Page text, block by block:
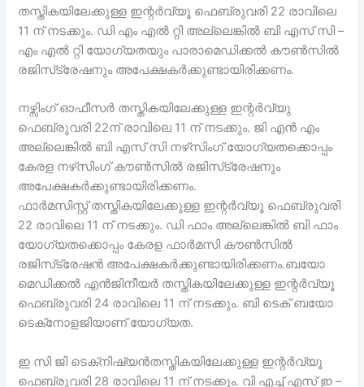
തസ്തികയിലേക്കുള്ള ഇന്റർവ്യൂ ഫെബ്രുവരി 22 രാവിലെ
11 ന് നടക്കും. ഡി എം എൽ റ്റി അല്ലെങ്കിൽ ബി എസ് സി –
എം എൽ റ്റി യോഗ്യതയും പാരാമെഡിക്കൽ കൗൺസിൽ
രജിസ്‌ട്രേഷനും അപേക്ഷകർക്കുണ്ടായിരിക്കണം.
നഴ്സിംഗ് ഓഫീസർ തസ്തികയിലേക്കുള്ള ഇന്റർവ്യു
ഫെബ്രുവരി 22ന് രാവിലെ 11 ന് നടക്കും. ജി എൻ എം
അല്ലെങ്കിൽ ബി എസ് സി നഴ്‌സിംഗ് യോഗ്യതക്കൊപ്പം
കേരള നഴ്‌സിംഗ് കൗൺസിൽ രജിസ്‌ട്രേഷനും
അപേക്ഷകർക്കുണ്ടായിരിക്കണം.
ഫാർമസിസ്റ്റ് തസ്തികയിലേക്കുള്ള ഇന്റർവ്യൂ ഫെബ്രുവരി
22 രാവിലെ 11 ന് നടക്കും. ഡി ഫാം അല്ലെങ്കിൽ ബി ഫാം
യോഗ്യതക്കൊപ്പം കേരള ഫാർമസി കൗൺസിൽ
രജിസ്‌ട്രേഷൻ അപേക്ഷകർക്കുണ്ടായിരിക്കണം.ബയോ
മെഡിക്കൽ എൻജിനീയർ തസ്തികയിലേക്കുള്ള ഇന്റർവ്യൂ
ഫെബ്രുവരി 24 രാവിലെ 11 ന് നടക്കും. ബി ടെക് ബയോ
ടെക്‌നോളജിയാണ് യോഗ്യത.
ഇ സി ജി ടെക്‌നിഷ്യൻതസ്തികയിലേക്കുള്ള ഇന്റർവ്യൂ
ഫെബ്രുവരി 28 രാവിലെ 11 ന് നടക്കും. വി എച്ച് എസ് ഇ –